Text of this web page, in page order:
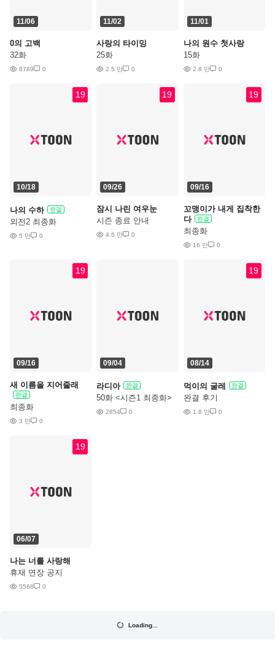
11/06
0의 고백
32화
8789 0
11/02
사랑의 타이밍
25화
2.5 만 0
11/01
나의 원수 첫사랑
15화
2.8 만 0
19
10/18
나의 수하 완결
외전2 최종화
5 만 0
19
09/26
잠시 나린 여우눈
시즌 종료 안내
4.6 만 0
19
09/16
꼬맹이가 내게 집착한
다
완결
최종화
16 만 0
19
09/16
새 이름을 지어줄래
완결
최종화
3 만 0
09/04
라디아 완결
50화 <시즌1 최종화>
2854 0
19
08/14
먹이의 굴레 완결
완결 후기
1.8 만 0
19
06/07
나는 너를 사랑해
휴재 연장 공지
5568 0
Loading...